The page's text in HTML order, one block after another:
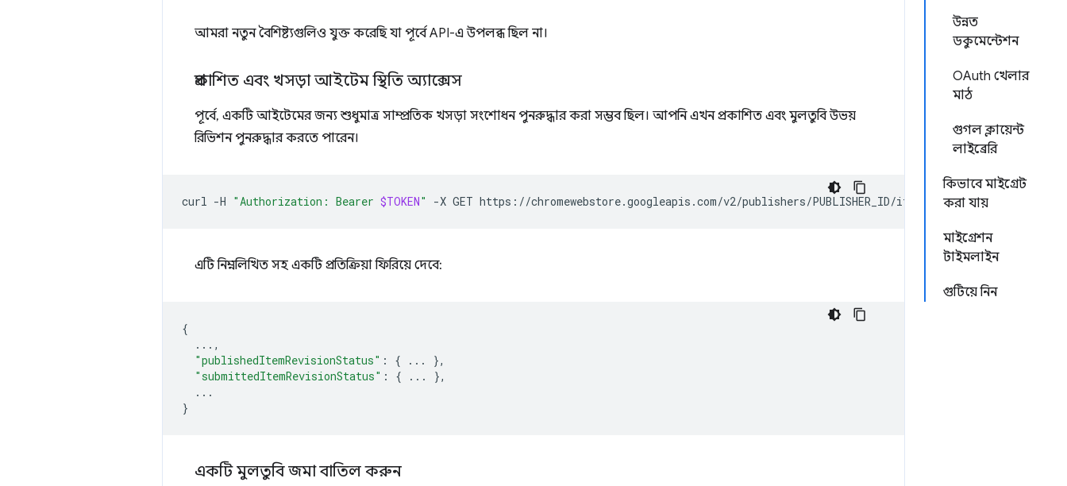
উন্নত
ডকুমেন্টেশন
OAuth খেলার
মাঠ
গুগল ক্লায়েন্ট
লাইব্রেরি
কিভাবে মাইগ্রেট
করা যায়
মাইগ্রেশন
টাইমলাইন
গুটিয়ে নিন
আমরা নতুন বৈশিষ্ট্যগুলিও যুক্ত করেছি যা পূর্বে API-এ উপলব্ধ ছিল না।
প্রকাশিত এবং খসড়া আইটেম স্থিতি অ্যাক্সেস
পূর্বে, একটি আইটেমের জন্য শুধুমাত্র সাম্প্রতিক খসড়া সংশোধন পুনরুদ্ধার করা সম্ভব ছিল। আপনি এখন প্রকাশিত এবং মুলতুবি উভয়
রিভিশন পুনরুদ্ধার করতে পারেন।
curl -H "Authorization: Bearer $TOKEN" -X GET
এটি নিম্নলিখিত সহ একটি প্রতিক্রিয়া ফিরিয়ে দেবে:
{
...,
"publishedItemRevisionStatus" : { ...
},
"submittedItemRevisionStatus" : { ...
},
...
}
একটি মুলতুবি জমা বাতিল করুন